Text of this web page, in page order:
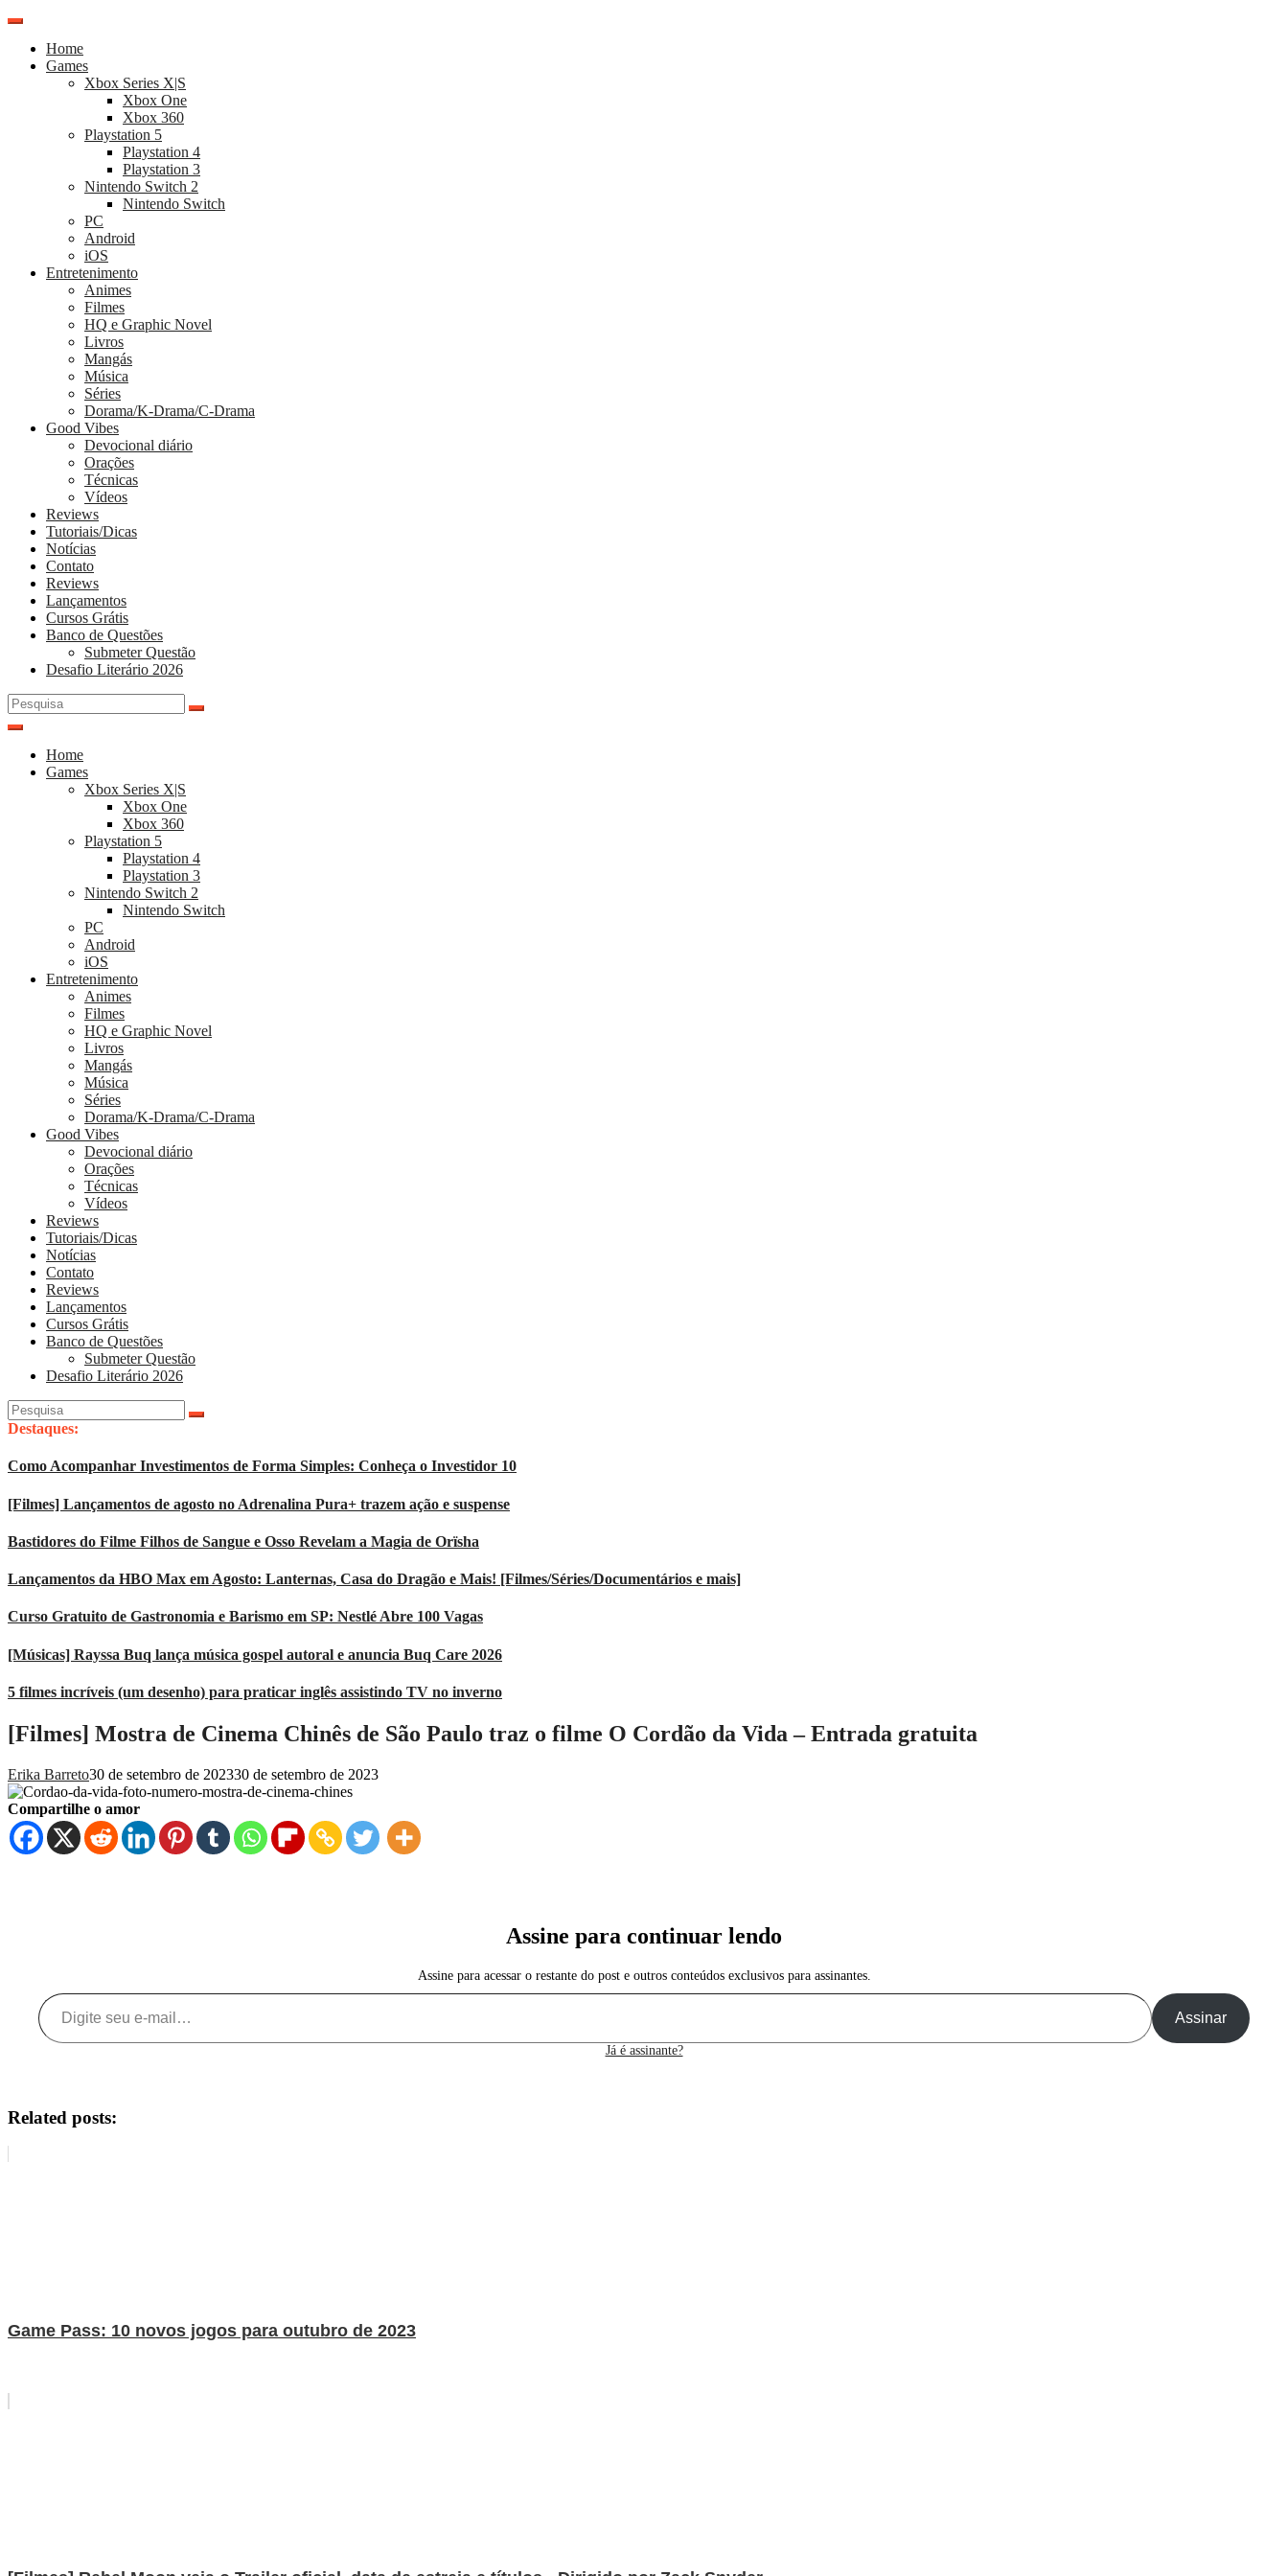
Pular
conteúdo
Home
Games
Xbox Series X|S
Xbox One
Xbox 360
Playstation 5
Playstation 4
Playstation 3
Nintendo Switch 2
Nintendo Switch
PC
Android
iOS
Entretenimento
Animes
Filmes
HQ e Graphic Novel
Livros
Mangás
Música
Séries
Dorama/K-Drama/C-Drama
Good Vibes
Devocional diário
Orações
Técnicas
Vídeos
Reviews
Tutoriais/Dicas
Notícias
Contato
Reviews
Lançamentos
Cursos Grátis
Banco de Questões
Submeter Questão
Desafio Literário 2026
Pesquisar
por:
Home
Games
Xbox Series X|S
Xbox One
Xbox 360
Playstation 5
Playstation 4
Playstation 3
Nintendo Switch 2
Nintendo Switch
PC
Android
iOS
Entretenimento
Animes
Filmes
HQ e Graphic Novel
Livros
Mangás
Música
Séries
Dorama/K-Drama/C-Drama
Good Vibes
Devocional diário
Orações
Técnicas
Vídeos
Reviews
Tutoriais/Dicas
Notícias
Contato
Reviews
Lançamentos
Cursos Grátis
Banco de Questões
Submeter Questão
Desafio Literário 2026
Pesquisar
por:
Destaques:
Como Acompanhar Investimentos de Forma Simples: Conheça o Investidor 10
[Filmes] Lançamentos de agosto no Adrenalina Pura+ trazem ação e suspense
Bastidores do Filme Filhos de Sangue e Osso Revelam a Magia de Orïsha
Lançamentos da HBO Max em Agosto: Lanternas, Casa do Dragão e Mais! [Filmes/Séries/Documentários e mais]
Curso Gratuito de Gastronomia e Barismo em SP: Nestlé Abre 100 Vagas
[Músicas] Rayssa Buq lança música gospel autoral e anuncia Buq Care 2026
5 filmes incríveis (um desenho) para praticar inglês assistindo TV no inverno
[Filmes] Mostra de Cinema Chinês de São Paulo traz o filme O Cordão da Vida – Entrada gratuita
Erika Barreto30 de setembro de 202330 de setembro de 2023
Compartilhe o amor
Assine para continuar lendo
Assine para acessar o restante do post e outros conteúdos exclusivos para assinantes.
Digite seu e-mail…
Assinar
Já é assinante?
Related posts:
Game Pass: 10 novos jogos para outubro de 2023